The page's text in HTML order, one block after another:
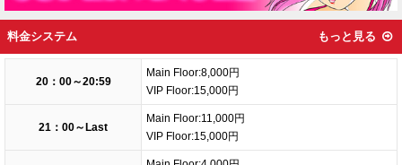
料金システム もっと見る
20：00～20:59
Main Floor:8,000円
VIP Floor:15,000円
21：00～Last
Main Floor:11,000円
VIP Floor:15,000円